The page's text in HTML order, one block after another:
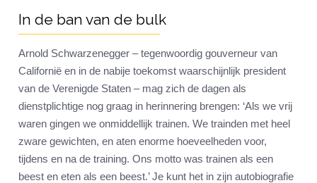
In de ban van de bulk
Arnold Schwarzenegger – tegenwoordig gouverneur van
Californië en in de nabije toekomst waarschijnlijk president
van de Verenigde Staten – mag zich de dagen als
dienstplichtige nog graag in herinnering brengen: ‘Als we vrij
waren gingen we onmiddellijk trainen. We trainden met heel
zware gewichten, en aten enorme hoeveelheden voor,
tijdens en na de training. Ons motto was trainen als een
beest en eten als een beest.’ Je kunt het in zijn autobiografie